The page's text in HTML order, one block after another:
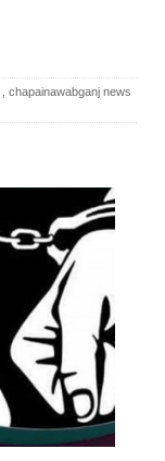
chapainawabganj news